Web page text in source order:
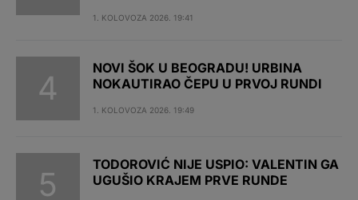
1. KOLOVOZA 2026. 19:41
NOVI ŠOK U BEOGRADU! URBINA
NOKAUTIRAO ČEPU U PRVOJ RUNDI
1. KOLOVOZA 2026. 19:49
TODOROVIĆ NIJE USPIO: VALENTIN GA
UGUŠIO KRAJEM PRVE RUNDE